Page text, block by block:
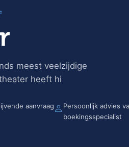
meest veelzijdige
heeft hi
aanvraag
Persoonlijk advies
boekingsspecialist